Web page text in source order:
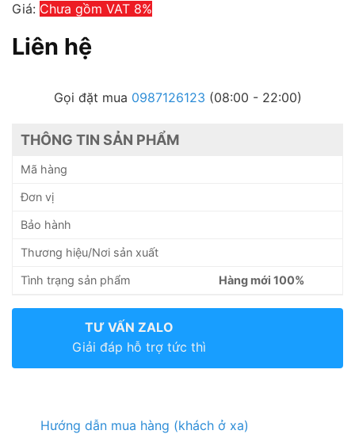
Giá: Chưa gồm VAT 8%
Liên hệ
Gọi đặt mua 0987126123 (08:00 - 22:00)
THÔNG TIN SẢN PHẨM
Mã hàng
Đơn vị
Bảo hành
Thương hiệu/Nơi sản xuất
Tình trạng sản phẩm Hàng mới 100%
TƯ VẤN ZALO
Giải đáp hỗ trợ tức thì
Hướng dẫn mua hàng (khách ở xa)